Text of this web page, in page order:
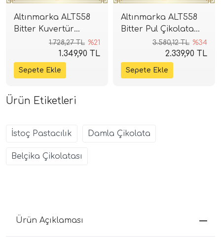
Altınmarka ALT558
Bitter Kuvertür
Çikolata 2,5kg (%55)
1.728,27 TL %21
1.349,90 TL
Altınmarka ALT558
Bitter Pul Çikolata
5kg (%55)3.580,12 TL %34
2.339,90 TL
Ürün Etiketleri
İstoç Pastacılık Damla Çikolata
Belçika Çikolatası
Ürün Açıklaması